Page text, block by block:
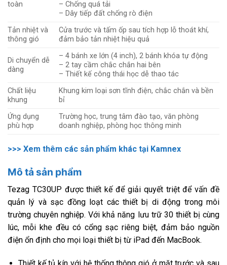
toàn
– Chống quá tải
– Dây tiếp đất chống rò điện
Tản nhiệt và
thông gió
Cửa trước và tấm ốp sau tích hợp lỗ thoát khí,
đảm bảo tản nhiệt hiệu quả
Di chuyển dễ
dàng
– 4 bánh xe lớn (4 inch), 2 bánh khóa tự động
– 2 tay cầm chắc chắn hai bên
– Thiết kế công thái học dễ thao tác
Chất liệu
khung
Khung kim loại sơn tĩnh điện, chắc chắn và bền
bỉ
Ứng dụng
phù hợp
Trường học, trung tâm đào tạo, văn phòng
doanh nghiệp, phòng học thông minh
>>> Xem thêm các sản phẩm khác tại Kamnex
Mô tả sản phẩm
Tezag TC30UP được thiết kế để giải quyết triệt để vấn đề
quản lý và sạc đồng loạt các thiết bị di động trong môi
trường chuyên nghiệp. Với khả năng lưu trữ 30 thiết bị cùng
lúc, mỗi khe đều có cổng sạc riêng biệt, đảm bảo nguồn
điện ổn định cho mọi loại thiết bị từ iPad đến MacBook.
Thiết kế tủ kín với hệ thống thông gió ở mặt trước và sau